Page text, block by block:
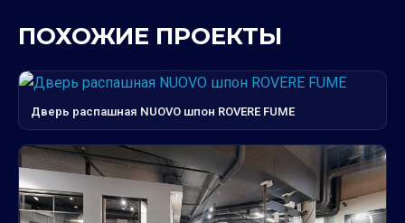
ПОХОЖИЕ ПРОЕКТЫ
Дверь распашная NUOVO шпон ROVERE FUME